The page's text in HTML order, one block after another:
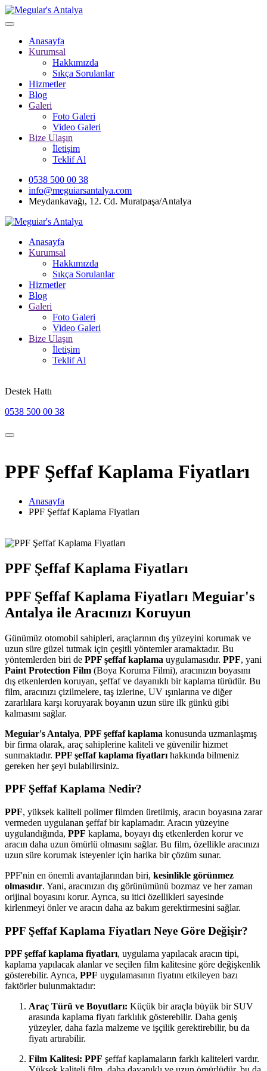
Anasayfa
Kurumsal
Hakkımızda
Sıkça Sorulanlar
Hizmetler
Blog
Galeri
Foto Galeri
Video Galeri
Bize Ulaşın
İletişim
Teklif Al
0538 500 00 38
info@meguiarsantalya.com
Meydankavağı, 12. Cd. Muratpaşa/Antalya
Anasayfa
Kurumsal
Hakkımızda
Sıkça Sorulanlar
Hizmetler
Blog
Galeri
Foto Galeri
Video Galeri
Bize Ulaşın
İletişim
Teklif Al
Destek Hattı
0538 500 00 38
PPF Şeffaf Kaplama Fiyatları
Anasayfa
PPF Şeffaf Kaplama Fiyatları
PPF Şeffaf Kaplama Fiyatları
PPF Şeffaf Kaplama Fiyatları Meguiar's
Antalya ile Aracınızı Koruyun
Günümüz otomobil sahipleri, araçlarının dış yüzeyini korumak ve
uzun süre güzel tutmak için çeşitli yöntemler aramaktadır. Bu
yöntemlerden biri de PPF şeffaf kaplama uygulamasıdır. PPF, yani
Paint Protection Film (Boya Koruma Filmi), aracınızın boyasını
dış etkenlerden koruyan, şeffaf ve dayanıklı bir kaplama türüdür. Bu
film, aracınızı çizilmelere, taş izlerine, UV ışınlarına ve diğer
zararlılara karşı koruyarak boyanın uzun süre ilk günkü gibi
kalmasını sağlar.
Meguiar's Antalya, PPF şeffaf kaplama konusunda uzmanlaşmış
bir firma olarak, araç sahiplerine kaliteli ve güvenilir hizmet
sunmaktadır. PPF şeffaf kaplama fiyatları hakkında bilmeniz
gereken her şeyi bulabilirsiniz.
PPF Şeffaf Kaplama Nedir?
PPF, yüksek kaliteli polimer filmden üretilmiş, aracın boyasına zarar
vermeden uygulanan şeffaf bir kaplamadır. Aracın yüzeyine
uygulandığında, PPF kaplama, boyayı dış etkenlerden korur ve
aracın daha uzun ömürlü olmasını sağlar. Bu film, özellikle aracınızı
uzun süre korumak isteyenler için harika bir çözüm sunar.
PPF'nin en önemli avantajlarından biri, kesinlikle görünmez
olmasıdır. Yani, aracınızın dış görünümünü bozmaz ve her zaman
orijinal boyasını korur. Ayrıca, su itici özellikleri sayesinde
kirlenmeyi önler ve aracın daha az bakım gerektirmesini sağlar.
PPF Şeffaf Kaplama Fiyatları Neye Göre Değişir?
PPF şeffaf kaplama fiyatları, uygulama yapılacak aracın tipi,
kaplama yapılacak alanlar ve seçilen film kalitesine göre değişkenlik
gösterebilir. Ayrıca, PPF uygulamasının fiyatını etkileyen bazı
faktörler bulunmaktadır:
Araç Türü ve Boyutları: Küçük bir araçla büyük bir SUV
arasında kaplama fiyatı farklılık gösterebilir. Daha geniş
yüzeyler, daha fazla malzeme ve işçilik gerektirebilir, bu da
fiyatı artırabilir.
Film Kalitesi: PPF şeffaf kaplamaların farklı kaliteleri vardır.